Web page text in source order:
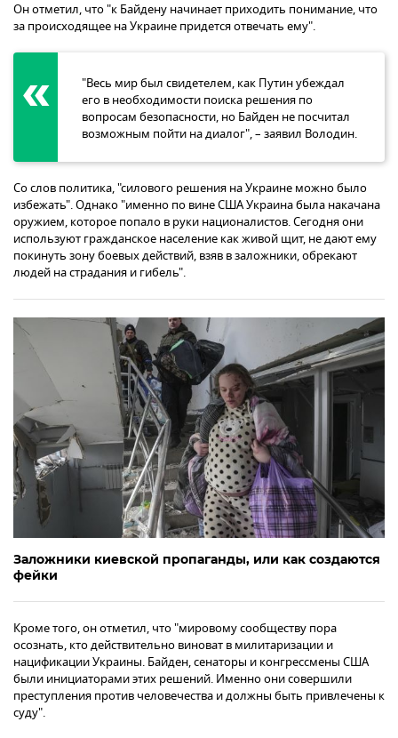
Он отметил, что "к Байдену начинает приходить понимание, что
за происходящее на Украине придется отвечать ему".
"Весь мир был свидетелем, как Путин убеждал
его в необходимости поиска решения по
вопросам безопасности, но Байден не посчитал
возможным пойти на диалог", – заявил Володин.
Со слов политика, "силового решения на Украине можно было
избежать". Однако "именно по вине США Украина была накачана
оружием, которое попало в руки националистов. Сегодня они
используют гражданское население как живой щит, не дают ему
покинуть зону боевых действий, взяв в заложники, обрекают
людей на страдания и гибель".
Заложники киевской пропаганды, или как создаются
фейки
Кроме того, он отметил, что "мировому сообществу пора
осознать, кто действительно виноват в милитаризации и
нацификации Украины. Байден, сенаторы и конгрессмены США
были инициаторами этих решений. Именно они совершили
преступления против человечества и должны быть привлечены к
суду".